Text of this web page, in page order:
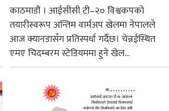
काठमाडौं । आईसीसी टी–२० विश्वकपको
तयारीस्वरूप अन्तिम वार्मअप खेलमा नेपालले
आज क्यानडासँग प्रतिस्पर्धा गर्दैछ। चेन्नईस्थित
एमए चिदम्बरम स्टेडियममा हुने खेल...